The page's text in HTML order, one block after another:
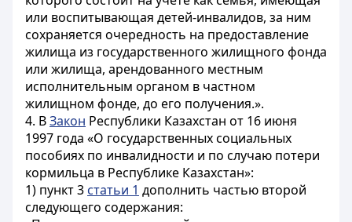
или воспитывающая детей-инвалидов, за ним
сохраняется очередность на предоставление
жилища из государственного жилищного фонда
или жилища, арендованного местным
исполнительным органом в частном
жилищном фонде, до его получения.».
4. ВЗакон Республики Казахстан от 16 июня
1997 года «О государственных социальных
пособиях по инвалидности и по случаю потери
кормильца в Республике Казахстан»:
1) пункт 3 статьи 1 дополнить частью второй
следующего содержания: